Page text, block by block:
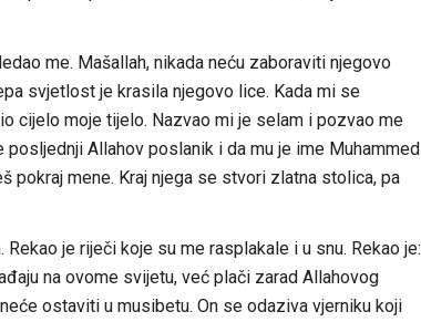
me. Mašallah, nikada neću zaboraviti njegovo
svjetlost je krasila njegovo lice. Kada mi se
cijelo moje tijelo. Nazvao mi je selam i pozvao me
Allahov poslanik i da mu je ime Muhammed
pokraj mene. Kraj njega se stvori zlatna stolica, pa
je riječi koje su me rasplakale i u snu. Rekao je:
na ovome svijetu, već plači zarad Allahovog
ostaviti u musibetu. On se odaziva vjerniku koji